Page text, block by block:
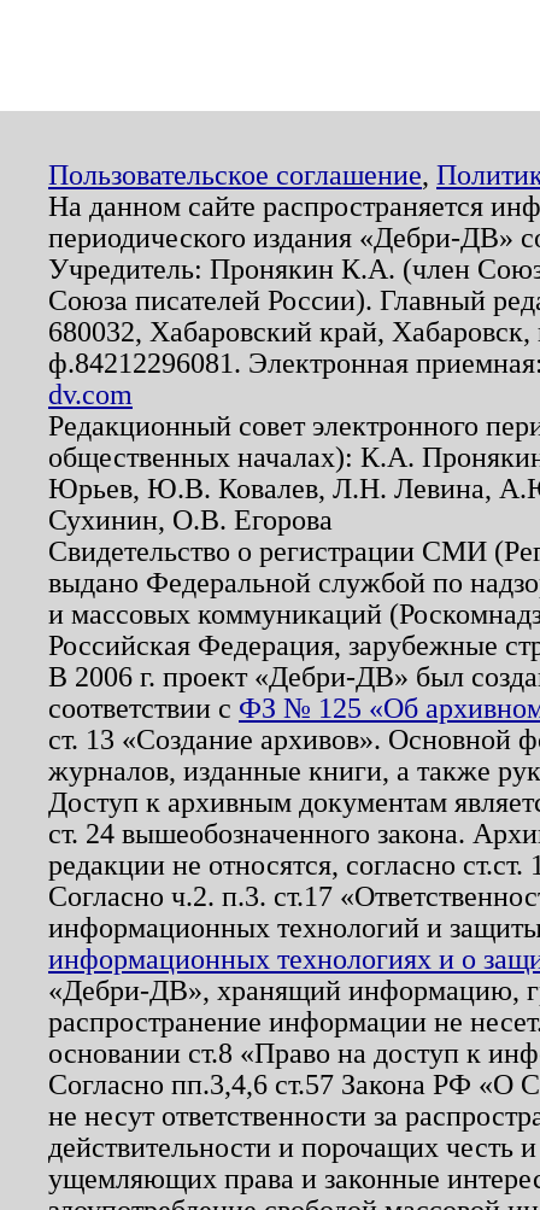
Пользовательское соглашение,
На данном сайте распространяется
периодического издания «Дебри-ДВ»
Учредитель: Пронякин К.А. (член
Союза писателей России). Главный
680032, Хабаровский край,
ф.84212296081. Электронная
dv.com
Редакционный совет электронного
общественных началах): К.А.
Юрьев, Ю.В. Ковалев, Л.Н. Левина,
Сухинин, О.В. Егорова
Свидетельство о регистрации СМИ
выдано Федеральной службой по
и массовых коммуникаций
Российская Федерация, зарубежные
В 2006 г. проект «Дебри-ДВ» был
соответствии с ФЗ № 125 «Об
ст. 13 «Создание архивов». Основной
журналов, изданные книги, а также
Доступ к архивным документам
ст. 24 вышеобозначенного закона.
редакции не относятся, согласно
Согласно ч.2. п.3. ст.17
информационных технологий и
информационных технологиях и о
«Дебри-ДВ», хранящий информацию,
распространение информации не
основании ст.8 «Право на доступ к
Согласно пп.3,4,6 ст.57 Закона РФ «О
не несут ответственности за
действительности и порочащих честь
ущемляющих права и законные